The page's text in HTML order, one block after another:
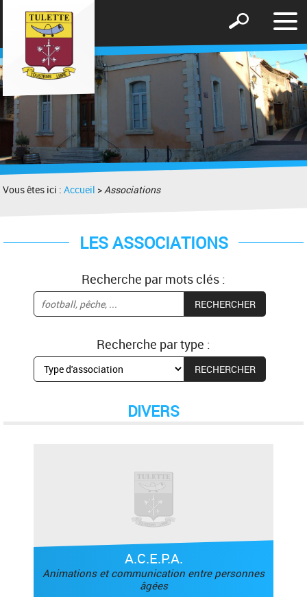
le
Afficher
formulaire
de
recherche
Vous êtes ici :Accueil >Associations
LES ASSOCIATIONS
Recherche par mots clés :
Recherche par type :
DIVERS
A.C.E.P.A.
Animations et communication entre personnes
âgées